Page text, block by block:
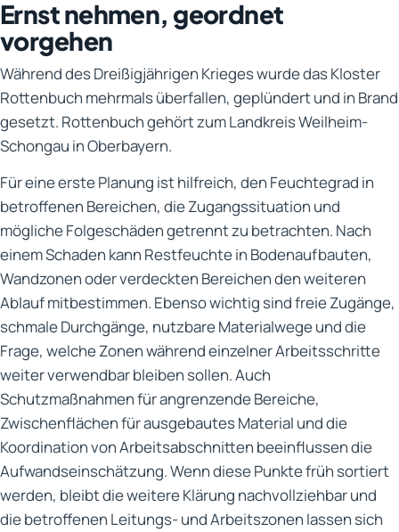
Ernst nehmen, geordnet
vorgehen
Während des Dreißigjährigen Krieges wurde das Kloster
Rottenbuch mehrmals überfallen, geplündert und in Brand
gesetzt. Rottenbuch gehört zum Landkreis Weilheim-
Schongau in Oberbayern.
Für eine erste Planung ist hilfreich, den Feuchtegrad in
betroffenen Bereichen, die Zugangssituation und
mögliche Folgeschäden getrennt zu betrachten. Nach
einem Schaden kann Restfeuchte in Bodenaufbauten,
Wandzonen oder verdeckten Bereichen den weiteren
Ablauf mitbestimmen. Ebenso wichtig sind freie Zugänge,
schmale Durchgänge, nutzbare Materialwege und die
Frage, welche Zonen während einzelner Arbeitsschritte
weiter verwendbar bleiben sollen. Auch
Schutzmaßnahmen für angrenzende Bereiche,
Zwischenflächen für ausgebautes Material und die
Koordination von Arbeitsabschnitten beeinflussen die
Aufwandseinschätzung. Wenn diese Punkte früh sortiert
werden, bleibt die weitere Klärung nachvollziehbar und
die betroffenen Leitungs- und Arbeitszonen lassen sich